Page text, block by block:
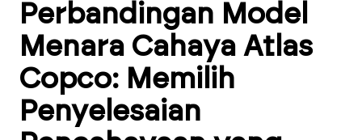
Perbandingan Model
Menara Cahaya Atlas
Copco: Memilih
Penyelesaian